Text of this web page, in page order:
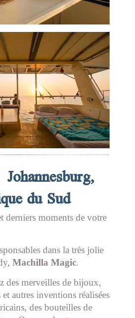
du Sud
derniers moments de votre
dans la très jolie
Machilla Magic.
des merveilles de bijoux,
et autres inventions réalisées
des bouteilles de